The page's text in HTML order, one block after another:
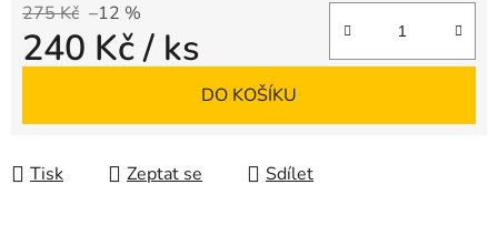
275 Kč –12 %
240 Kč/ ks
DO KOŠÍKU
Tisk Zeptat se Sdílet